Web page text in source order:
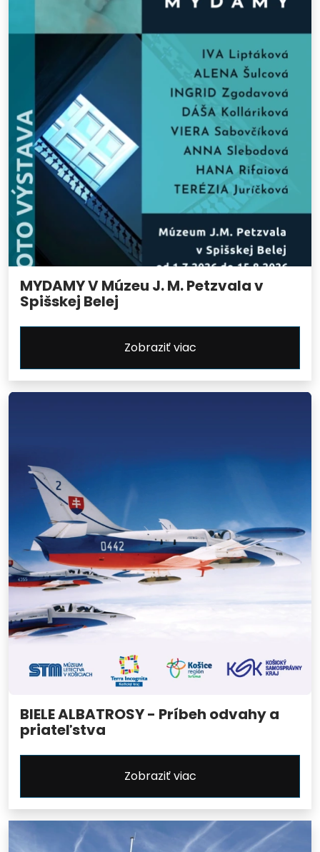
MYDAMY V Múzeu J. M. Petzvala v
Spišskej Belej
Zobraziť viac
BIELE ALBATROSY - Príbeh odvahy a
priateľstva
Zobraziť viac